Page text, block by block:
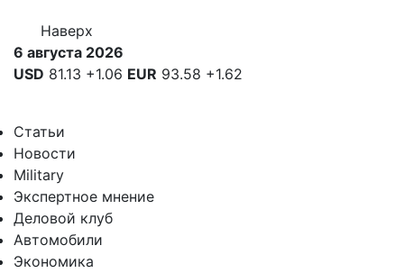
Наверх
6 августа 2026
USD 81.13 +1.06 EUR 93.58 +1.62
Статьи
Новости
Military
Экспертное мнение
Деловой клуб
Автомобили
Экономика